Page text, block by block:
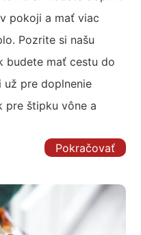
pokoji a mať viac
Pozrite si našu
budete mať cestu do
už pre doplnenie
pre štipku vône a
Pokračovať